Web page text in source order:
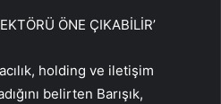
ÖNE ÇIKABİLİR’
holding ve iletişim
belirten Barışık,